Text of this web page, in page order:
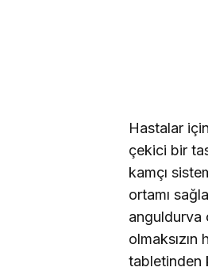
Hastalar
çekici bir
kamçı
ortamı
anguldurva
tabletinden